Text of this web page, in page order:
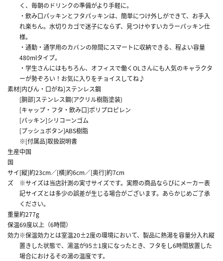
く、毎朝のドリンクの準備がより手軽に。
・飲み口パッキンとフタパッキンは、簡単につけ外しができて、お手入
れ楽ちん。水切りカゴで迷子にならず、見つけやすいカラーパッキン仕
様。
・通勤・通学用のカバンの隙間にスマートに収納できる、程よい容量
480mlタイプ。
・学生さんにはもちろん、オフィスで働くOLさんにも人気のキャラクタ
ーが勢ぞろい！お気に入りをチョイスしてね♪
素材[内びん・口がね]ステンレス鋼
[胴部]ステンレス鋼(アクリル樹脂塗装)
[キャップ・フタ・飲み口]ポリプロピレン
[パッキン]シリコーンゴム
[プッシュボタン]ABS樹脂
※[付属品]取扱説明書
生産
国
中国
サイ
ズ
[縦]約23cm／[横]約6cm／[奥行]約7cm
※サイズは当店計測の実寸サイズです。実際の商品ならびにメーカー表
記サイズとは多少の誤差が生じる場合がございます。あらかじめご了承
ください。
重量約277g
保温
効力
69度以上（6時間）
※保温効力とは室温20±2度の環境において、製品に熱湯を容量分入れ縦
置きした状態で、湯温が95±1度になったとき、フタをし6時間放置した
場合におけるその湯の温度です。